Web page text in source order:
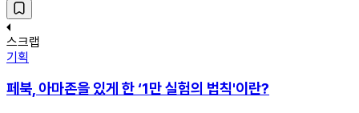
스크랩
기획
페북, 아마존을 있게 한 ‘1만 실험의 법칙'이란?